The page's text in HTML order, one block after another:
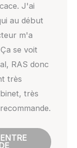
J'ai
au début
m'a
se voit
RAS donc
très
très